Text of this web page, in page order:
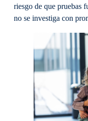
riesgo de que pruebas
no se investiga con